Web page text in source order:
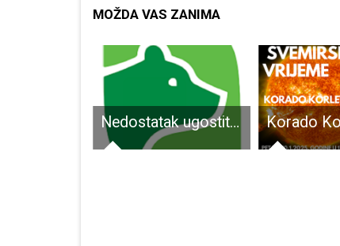
MOŽDA VAS ZANIMA
Nedostatak ugostiteljskog osoblja u NP Plitvička Jezera